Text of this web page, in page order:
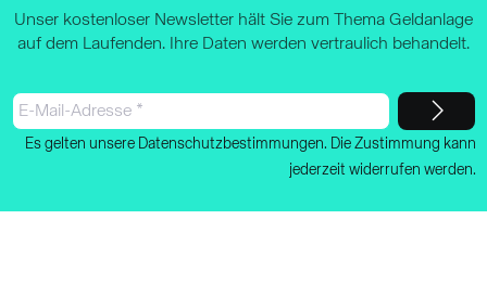
Unser kostenloser Newsletter hält Sie zum Thema Geldanlage
auf dem Laufenden. Ihre Daten werden vertraulich behandelt.
Es gelten unsere Datenschutzbestimmungen. Die Zustimmung kann
jederzeit widerrufen werden.